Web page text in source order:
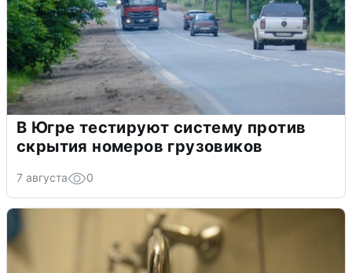
В Югре тестируют систему против
скрытия номеров грузовиков
7 августа 0